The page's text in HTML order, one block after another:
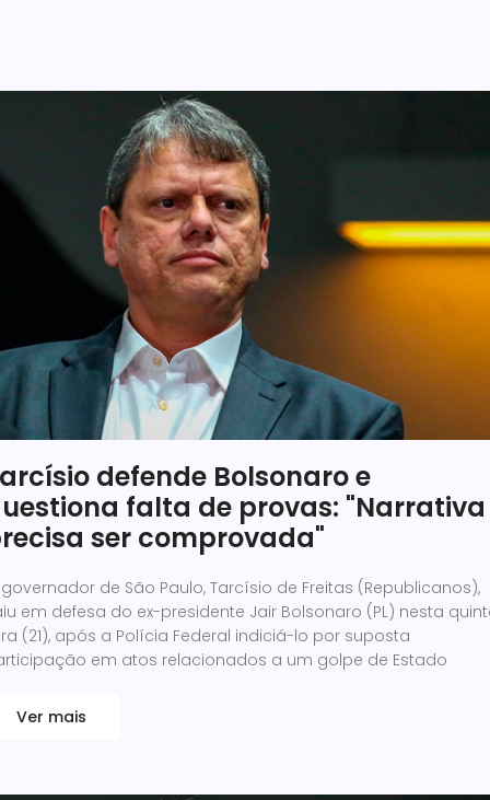
defende Bolsonaro e
falta de provas: "Narrativa
ser comprovada"
de São Paulo, Tarcísio de Freitas (Republicanos),
em defesa do ex-presidente Jair Bolsonaro (PL) nesta
(21), após a Polícia Federal indiciá-lo por suposta
em atos relacionados a um golpe de Estado
Ver mais